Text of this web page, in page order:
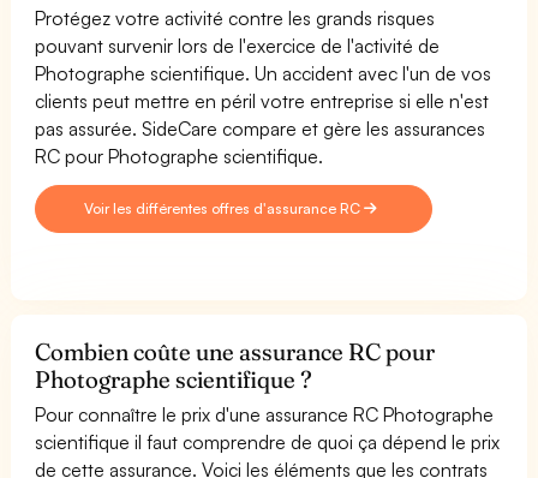
Protégez votre activité contre les grands risques
pouvant survenir lors de l'exercice de l'activité de
Photographe scientifique. Un accident avec l'un de vos
clients peut mettre en péril votre entreprise si elle n'est
pas assurée. SideCare compare et gère les assurances
RC pour Photographe scientifique.
Voir les différentes offres d'assurance RC
Combien coûte une assurance RC pour
Photographe scientifique ?
Pour connaître le prix d'une assurance RC Photographe
scientifique il faut comprendre de quoi ça dépend le prix
de cette assurance. Voici les éléments que les contrats